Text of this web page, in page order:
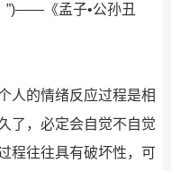
”)——《孟子•公孙丑
的情绪反应过程是相
了，必定会自觉不自觉
程往往具有破坏性，可